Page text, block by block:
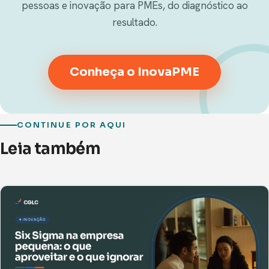
pessoas e inovação para PMEs, do diagnóstico ao
resultado.
Conheça o InovaPME
CONTINUE POR AQUI
Leia também